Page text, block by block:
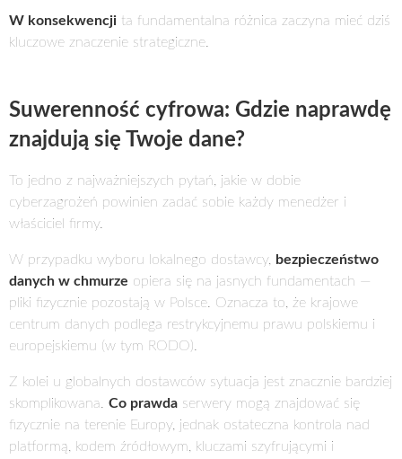
W konsekwencji ta fundamentalna różnica zaczyna mieć dziś
kluczowe znaczenie strategiczne.
Suwerenność cyfrowa: Gdzie naprawdę
znajdują się Twoje dane?
To jedno z najważniejszych pytań, jakie w dobie
cyberzagrożeń powinien zadać sobie każdy menedżer i
właściciel firmy.
W przypadku wyboru lokalnego dostawcy,
bezpieczeństwo
danych w chmurze opiera się na jasnych fundamentach —
pliki fizycznie pozostają w Polsce. Oznacza to, że krajowe
centrum danych podlega restrykcyjnemu prawu polskiemu i
europejskiemu (w tym RODO).
Z kolei u globalnych dostawców sytuacja jest znacznie bardziej
skomplikowana. Co prawda serwery mogą znajdować się
fizycznie na terenie Europy, jednak ostateczna kontrola nad
platformą, kodem źródłowym, kluczami szyfrującymi i